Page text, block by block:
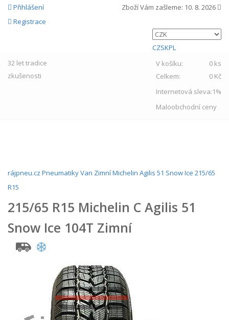
Přihlášení
Registrace
Zboží Vám zašleme: 10. 8. 2026
CZSKPL
32 lettradice
zkušenosti
V košíku:
0 ks
Celkem:
0 Kč
Internetová sleva:1%
Maloobchodní ceny
rájpneu.cz PneumatikyVan ZimníMichelin Agilis 51 Snow Ice 215/65
R15
215/65 R15 Michelin C Agilis 51
Snow Ice 104T Zimní